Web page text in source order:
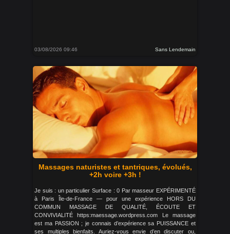
03/08/2026 09:46 Sans Lendemain
Massages naturistes et tantriques, évolués,
+2h voire +3h !
Je suis : un particulier Surface : 0 Par masseur EXPÉRIMENTÉ
à Paris Île-de-France — pour une expérience HORS DU
COMMUN MASSAGE DE QUALITÉ, ÉCOUTE ET
CONVIVIALITÉ https:maessage.wordpress.com Le massage
est ma PASSION ; je connais d’expérience sa PUISSANCE et
ses multiples bienfaits. Auriez-vous envie d’en discuter ou,